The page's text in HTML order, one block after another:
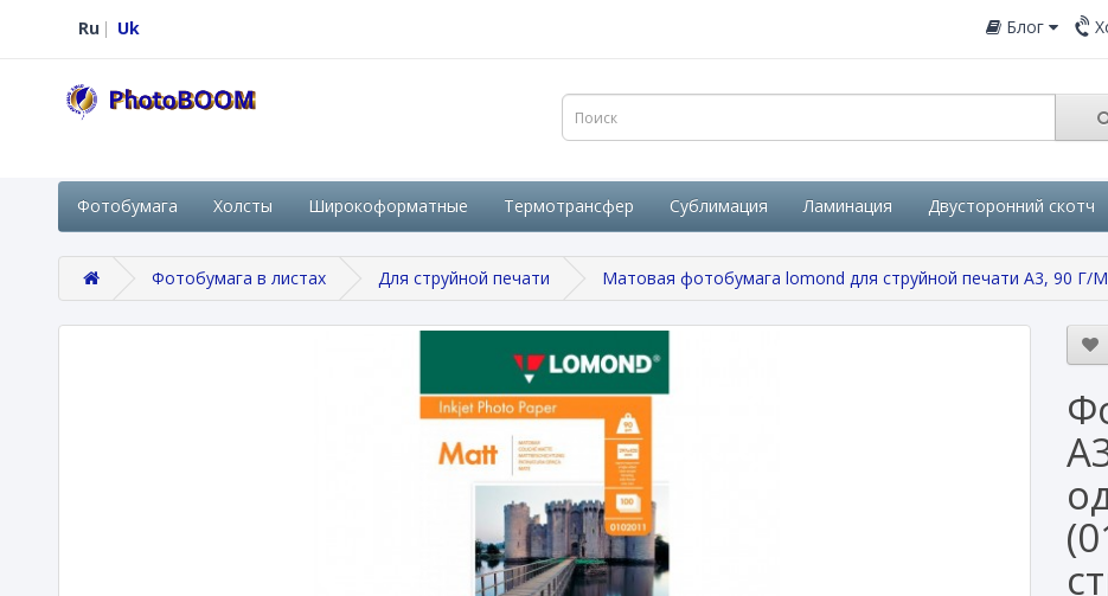
Ru Uk Блог
Фотобумага Холсты Широкоформатные Термотрансфер Сублимация Ламинация Двусторонний скотч
Фотобумага в листах Для струйной печати Матовая фотобумага lomond для струйной печати A3, 90 Г/